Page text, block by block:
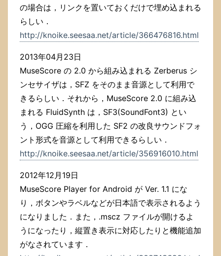
の場合は，リンクを置いておくだけで埋め込まれる
らしい．
http://knoike.seesaa.net/article/366476816.html
2013年04月23日
MuseScore の 2.0 から組み込まれる Zerberus シ
ンセサイザは，SFZ をそのまま音源として利用で
きるらしい．それから，MuseScore 2.0 に組み込
まれる FluidSynth は，SF3(SoundFont3) とい
う，OGG 圧縮を利用した SF2 の改良サウンドフォ
ント形式を音源として利用できるらしい．
http://knoike.seesaa.net/article/356916010.html
2012年12月19日
MuseScore Player for Android が Ver. 1.1 にな
り，ボタンやラベルなどが日本語で表示されるよう
になりました．また，.mscz ファイルが開けるよ
うになったり，縦置き表示に対応したりと機能追加
がなされています．